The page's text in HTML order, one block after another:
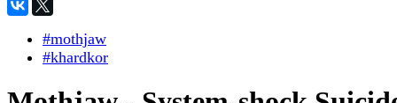
#mothjaw
#khardkor